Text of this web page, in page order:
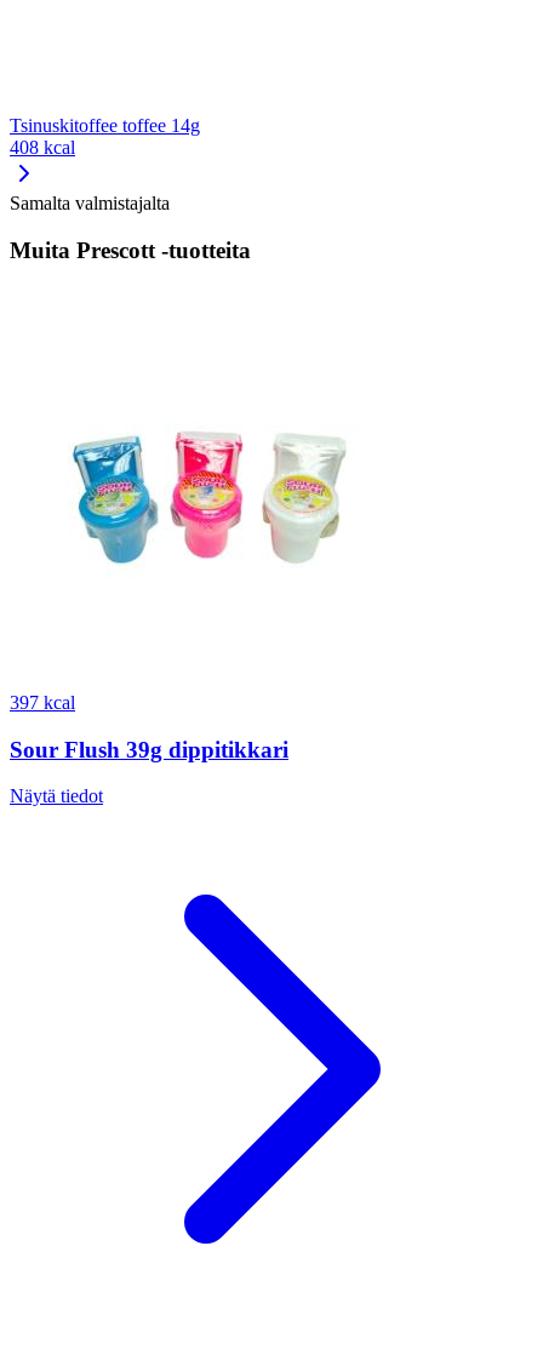
Tsinuskitoffee toffee 14g
408 kcal
Samalta valmistajalta
Muita Prescott -tuotteita
397 kcal
Sour Flush 39g dippitikkari
Näytä tiedot